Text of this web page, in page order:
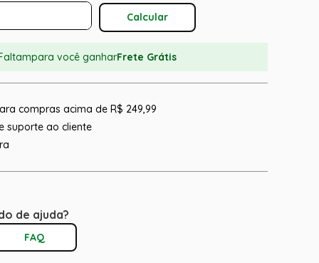
Calcular O Frete
para você ganharFrete Grátis
compras acima de R$ 249,99
suporte ao cliente
de ajuda?
FAQ